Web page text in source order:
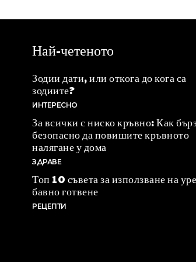
Най-четеното
Зодии дати, или откога до кога са
зодиите?
ИНТЕРЕСНО
За всички с ниско кръвно: Как
безопасно да повишите кръвното
налягане у дома
ЗДРАВЕ
Топ 10 съвета за използване на
бавно готвене
РЕЦЕПТИ